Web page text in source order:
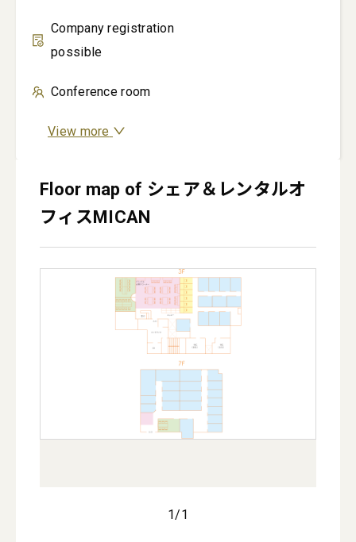
Company registration
possible
Conference room
View more
Floor map of シェア＆レンタルオ
フィスMICAN
1/1